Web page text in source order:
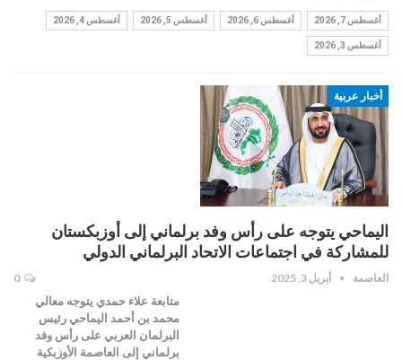
أغسطس 7, 2026 أغسطس 6, 2026 أغسطس 5, 2026 أغسطس 4, 2026
أغسطس 3, 2026
أخبار عربية
اليماحي يتوجه على رأس وفد برلماني إلى أوزبكستان
للمشاركة في اجتماعات الاتحاد البرلماني الدولي
العاصمة أبريل 3, 2025 0
متابعة علاء حمدي يتوجه معالي
محمد بن أحمد اليماحي رئيس
البرلمان العربي على رأس وفد
برلماني إلى العاصمة الأوزبكية